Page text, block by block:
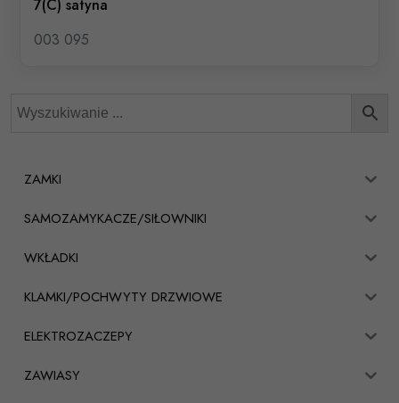
7(C) satyna
003 095
ZAMKI
SAMOZAMYKACZE/SIŁOWNIKI
WKŁADKI
KLAMKI/POCHWYTY DRZWIOWE
ELEKTROZACZEPY
ZAWIASY